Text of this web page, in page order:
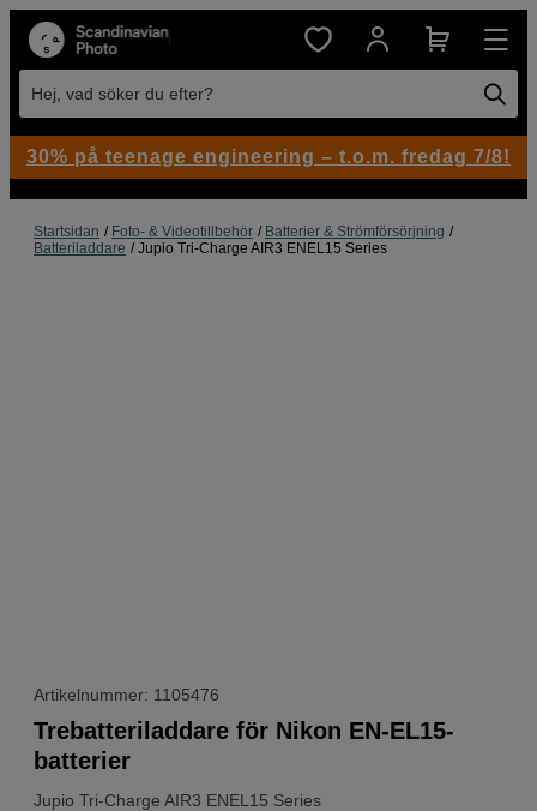
Hej, vad söker du efter?
Startsidan Foto- & Videotillbehör
Batterier & Strömförsörjning
Batteriladdare
Jupio Tri-Charge AIR3 ENEL15 Series
Artikelnummer: 1105476
Jupio Tri-Charge AIR3 ENEL15 Series
Trebatteriladdare för Nikon EN-EL15-
batterier
30% på teenage engineering – t.o.m. fredag 7/8!